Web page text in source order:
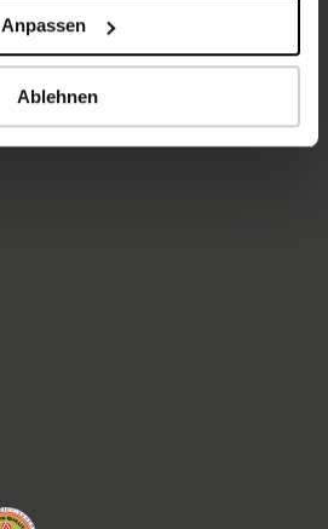
Anpassen
Ablehnen